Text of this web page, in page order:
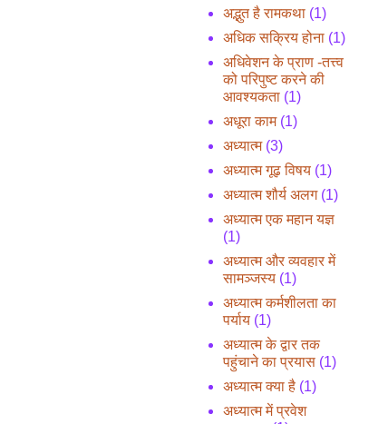
अद्भुत है रामकथा (1)
अधिक सक्रिय होना (1)
अधिवेशन के प्राण -तत्त्व
को परिपुष्ट करने की
आवश्यकता (1)
अधूरा काम (1)
अध्यात्म (3)
अध्यात्म गूढ़ विषय (1)
अध्यात्म शौर्य अलग (1)
अध्यात्म एक महान यज्ञ
(1)
अध्यात्म और व्यवहार में
सामञ्जस्य (1)
अध्यात्म कर्मशीलता का
पर्याय (1)
अध्यात्म के द्वार तक
पहुंचाने का प्रयास (1)
अध्यात्म क्या है (1)
अध्यात्म में प्रवेश